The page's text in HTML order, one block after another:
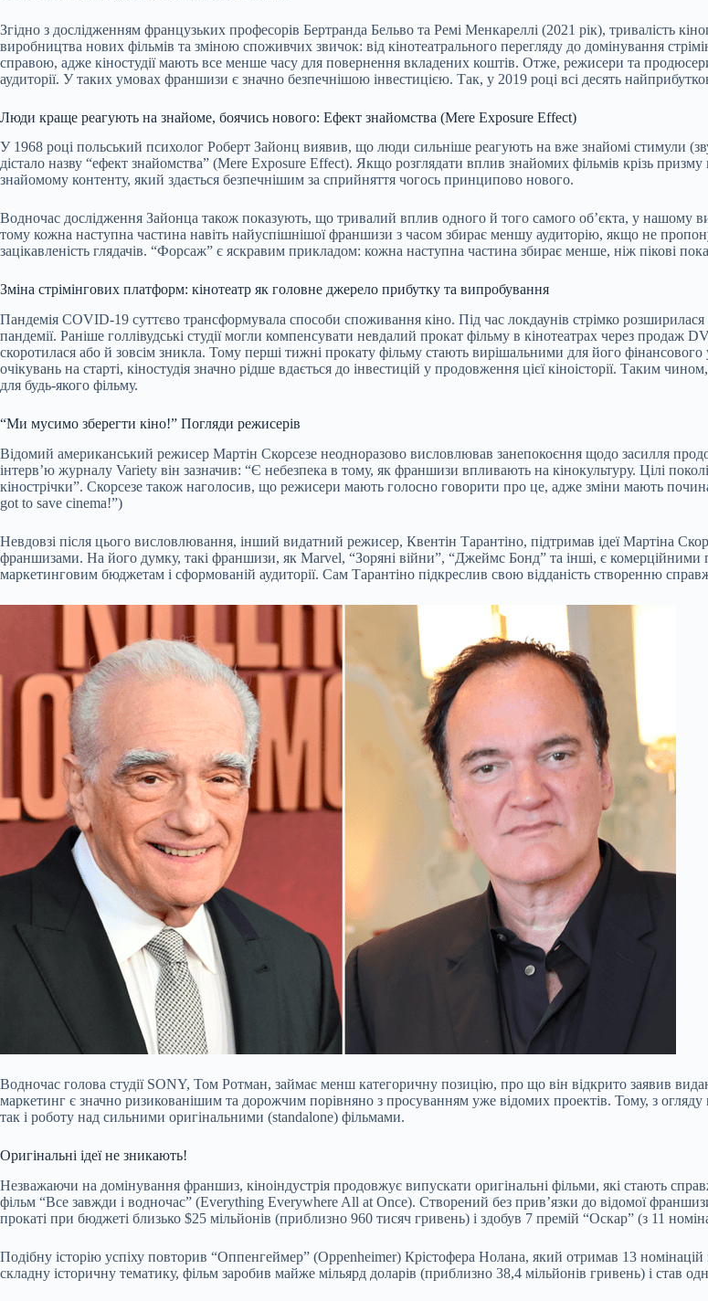
Згідно з дослідженням французьких професорів Бертранда Бельво та Ремі Менкареллі (2021 рік), тривалість
виробництва нових фільмів та зміною споживчих звичок: від кінотеатрального перегляду до домінування
справою, адже кіностудії мають все менше часу для повернення вкладених коштів. Отже, режисери та
аудиторії. У таких умовах франшизи є значно безпечнішою інвестицією. Так, у 2019 році всі десять
Люди краще реагують на знайоме, боячись нового: Ефект знайомства (Mere Exposure Effect)
У 1968 році польський психолог Роберт Зайонц виявив, що люди сильніше реагують на вже знайомі стимули
дістало назву “ефект знайомства” (Mere Exposure Effect). Якщо розглядати вплив знайомих фільмів крізь
знайомому контенту, який здається безпечнішим за сприйняття чогось принципово нового.
Водночас дослідження Зайонца також показують, що тривалий вплив одного й того самого об’єкта, у нашому
тому кожна наступна частина навіть найуспішнішої франшизи з часом збирає меншу аудиторію, якщо не
зацікавленість глядачів. “Форсаж” є яскравим прикладом: кожна наступна частина збирає менше, ніж пікові
Зміна стрімінгових платформ: кінотеатр як головне джерело прибутку та випробування
Пандемія COVID-19 суттєво трансформувала способи споживання кіно. Під час локдаунів стрімко розширилася
пандемії. Раніше голлівудські студії могли компенсувати невдалий прокат фільму в кінотеатрах через продаж
скоротилася або й зовсім зникла. Тому перші тижні прокату фільму стають вирішальними для його
очікувань на старті, кіностудія значно рідше вдається до інвестицій у продовження цієї кіноісторії. Таким
для будь-якого фільму.
“Ми мусимо зберегти кіно!” Погляди режисерів
Відомий американський режисер Мартін Скорсезе неодноразово висловлював занепокоєння щодо засилля
інтерв’ю журналу Variety він зазначив: “Є небезпека в тому, як франшизи впливають на кінокультуру. Цілі
кінострічки”. Скорсезе також наголосив, що режисери мають голосно говорити про це, адже зміни мають
got to save cinema!”)
Невдовзі після цього висловлювання, інший видатний режисер, Квентін Тарантіно, підтримав ідеї Мартіна
франшизами. На його думку, такі франшизи, як Marvel, “Зоряні війни”, “Джеймс Бонд” та інші, є комерційними
маркетинговим бюджетам і сформованій аудиторії. Сам Тарантіно підкреслив свою відданість створенню
Водночас голова студії SONY, Том Ротман, займає менш категоричну позицію, про що він відкрито заявив
маркетинг є значно ризикованішим та дорожчим порівняно з просуванням уже відомих проектів. Тому, з
так і роботу над сильними оригінальними (standalone) фільмами.
Оригінальні ідеї не зникають!
Незважаючи на домінування франшиз, кіноіндустрія продовжує випускати оригінальні фільми, які стають
фільм “Все завжди і водночас” (Everything Everywhere All at Once). Створений без прив’язки до відомої
прокаті при бюджеті близько $25 мільйонів (приблизно 960 тисяч гривень) і здобув 7 премій “Оскар” (з 11
Подібну історію успіху повторив “Оппенгеймер” (Oppenheimer) Крістофера Нолана, який отримав 13
складну історичну тематику, фільм заробив майже мільярд доларів (приблизно 38,4 мільйонів гривень) і став